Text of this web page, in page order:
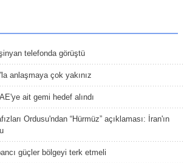
telefonda görüştü
anlaşmaya çok yakınız
ait gemi hedef alındı
Ordusu'ndan “Hürmüz” açıklaması: İran'ın
güçler bölgeyi terk etmeli